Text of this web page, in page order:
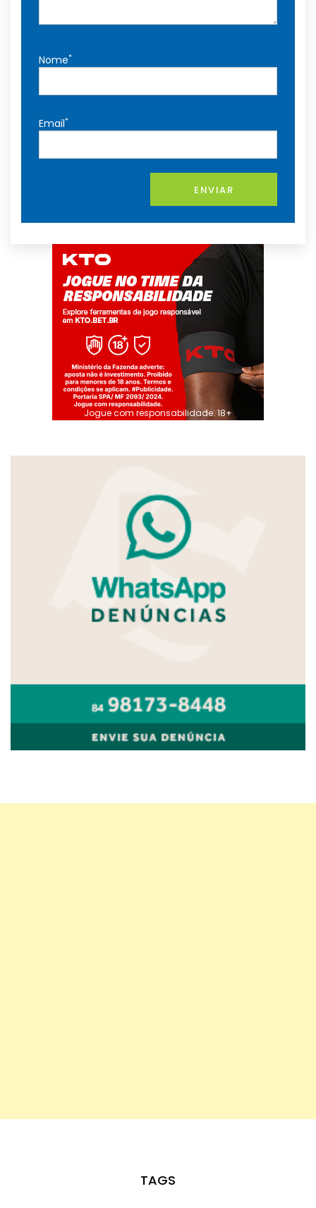
Nome*
Email*
ENVIAR
Jogue com responsabilidade. 18+
TAGS